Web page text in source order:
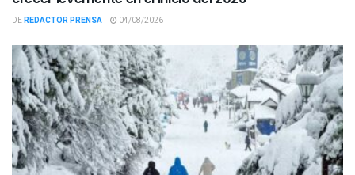
DEREDACTOR PRENSA 04/08/2026